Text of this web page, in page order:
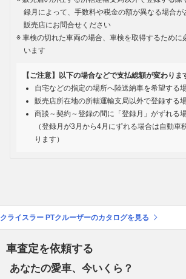
録月によって、手数料や税金の額が異なる場合が
販売店にお問合せください
車検の切れた車両の場合、車検を取得するために
います
【ご注意】以下の場合などで支払総額が変わりま
自宅などの指定の場所へ陸送納車を希望する
販売店所在地の所轄運輸支局以外で登録する
商談～契約～登録の間に「登録月」がずれる
（登録月が3月から4月にずれる場合は自動車
ります）
クライスラー PTクルーザーのカタログを見る
車査定を依頼する
あなたの愛車、今いくら？